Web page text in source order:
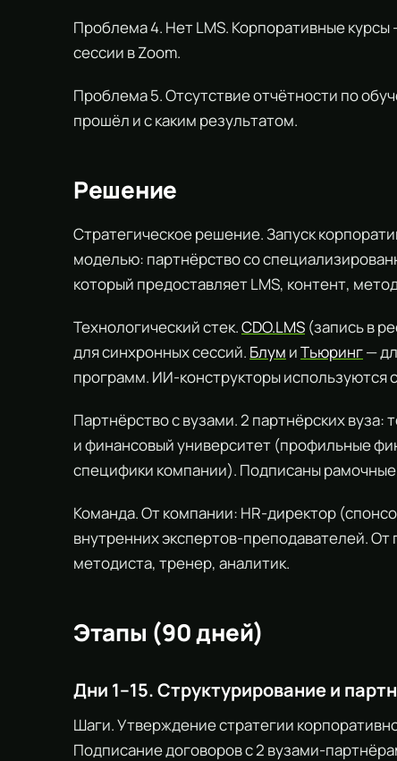
Проблема 4. Нет LMS. Корпоративные
сессии в Zoom.
Проблема 5. Отсутствие отчётности по
прошёл и с каким результатом.
Решение
Стратегическое решение. Запуск
моделью: партнёрство со
который предоставляет LMS, контент,
Технологический стек.CDO.LMS (запись в
для синхронных сессий. Блум иТьюринг—
программ. ИИ-конструкторы используются
Партнёрство с вузами. 2 партнёрских
и финансовый университет (профильные
специфики компании). Подписаны
Команда. От компании: HR-директор
внутренних экспертов-преподавателей.
методиста, тренер, аналитик.
Этапы (90 дней)
Дни 1–15. Структурирование и
Шаги. Утверждение стратегии
Подписание договоров с 2 вузами-